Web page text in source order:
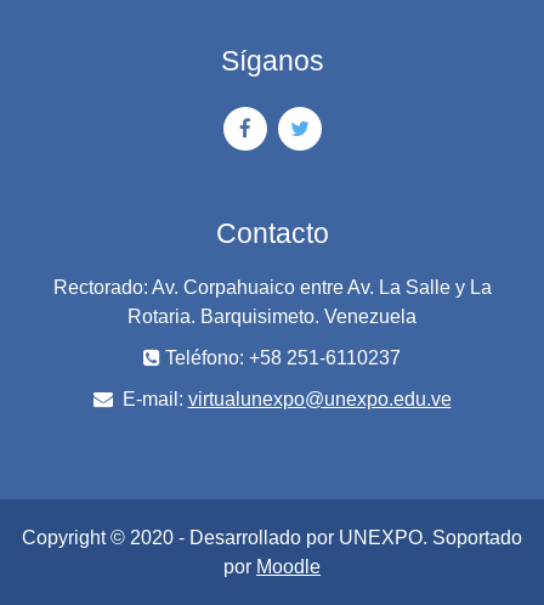
Síganos
Contacto
Rectorado: Av. Corpahuaico entre Av. La Salle y La
Rotaria. Barquisimeto. Venezuela
Teléfono: +58 251-6110237
E-mail: virtualunexpo@unexpo.edu.ve
Copyright © 2020 - Desarrollado por UNEXPO. Soportado
por Moodle